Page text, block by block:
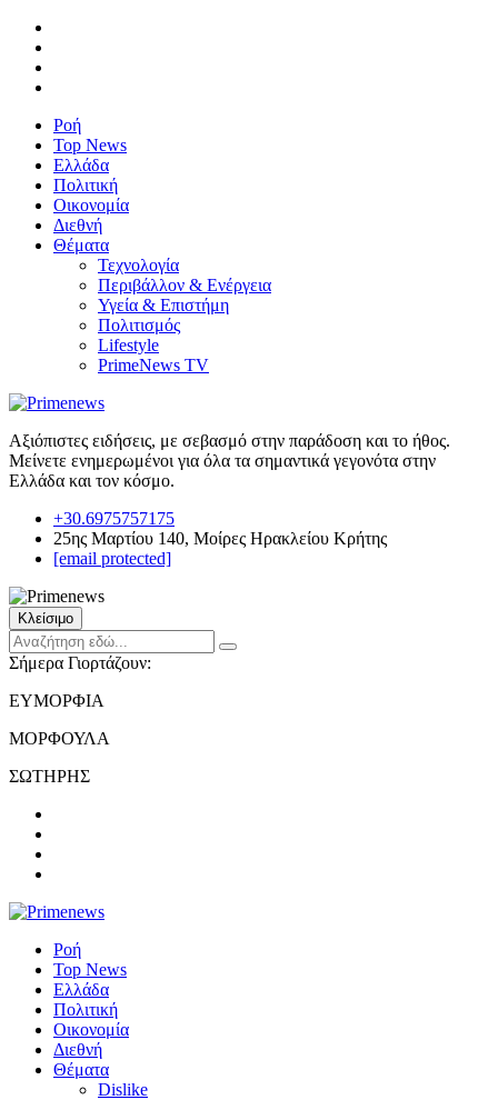
Ροή
Top News
Ελλάδα
Πολιτική
Οικονομία
Διεθνή
Θέματα
Τεχνολογία
Περιβάλλον & Ενέργεια
Υγεία & Επιστήμη
Πολιτισμός
Lifestyle
PrimeNews TV
Αξιόπιστες ειδήσεις, με σεβασμό στην παράδοση και το ήθος.
Μείνετε ενημερωμένοι για όλα τα σημαντικά γεγονότα στην
Ελλάδα και τον κόσμο.
+30.6975757175
25ης Μαρτίου 140, Μοίρες Ηρακλείου Κρήτης
[email protected]
Κλείσιμο
Σήμερα Γιορτάζουν:
ΕΥΜΟΡΦΙΑ
ΜΟΡΦΟΥΛΑ
ΣΩΤΗΡΗΣ
Ροή
Top News
Ελλάδα
Πολιτική
Οικονομία
Διεθνή
Θέματα
Dislike